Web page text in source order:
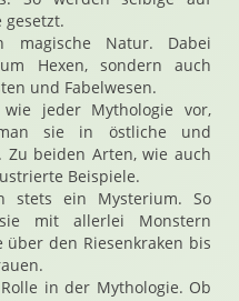
gesetzt.
magische Natur. Dabei
Hexen, sondern auch
und Fabelwesen.
jeder Mythologie vor,
sie in östliche und
beiden Arten, wie auch
Beispiele.
stets ein Mysterium. So
mit allerlei Monstern
über den Riesenkraken bis
in der Mythologie. Ob